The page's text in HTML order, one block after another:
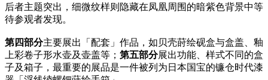
后者主题突出，细微纹样则隐藏在凤凰周围的暗紫色背景中等
待参观者发现。
第四部分主要展出「配套」作品，如贝壳莳绘砚盒与盒盖、釉
上彩卷子形水壶及壶盖等； 第五部分展出功能、样式不同的盒
子及箱子，最重要的展品是一件被列为日本国宝的镰仓时代漆